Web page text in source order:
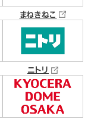
まねきねこ
ニトリ